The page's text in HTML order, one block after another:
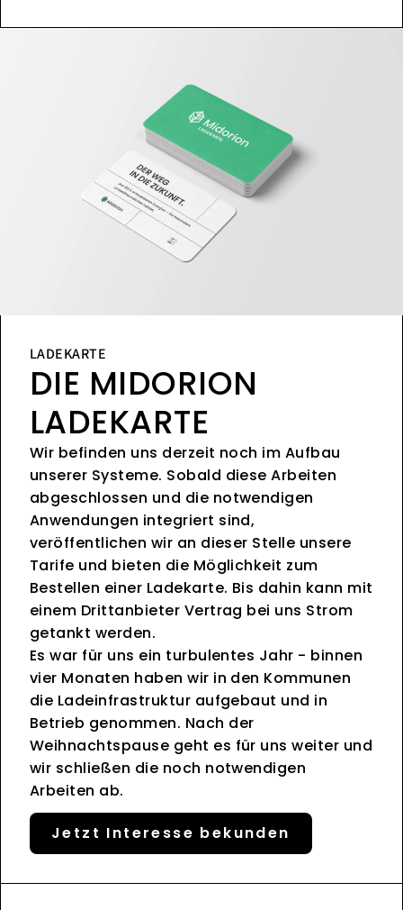
LADEKARTE
DIE MIDORION
LADEKARTE
Wir befinden uns derzeit noch im Aufbau
unserer Systeme. Sobald diese Arbeiten
abgeschlossen und die notwendigen
Anwendungen integriert sind,
veröffentlichen wir an dieser Stelle unsere
Tarife und bieten die Möglichkeit zum
Bestellen einer Ladekarte. Bis dahin kann mit
einem Drittanbieter Vertrag bei uns Strom
getankt werden.
Es war für uns ein turbulentes Jahr - binnen
vier Monaten haben wir in den Kommunen
die Ladeinfrastruktur aufgebaut und in
Betrieb genommen. Nach der
Weihnachtspause geht es für uns weiter und
wir schließen die noch notwendigen
Arbeiten ab.
Jetzt Interesse bekunden